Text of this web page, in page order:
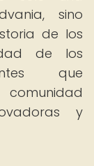
sino
de los
de los
que
y